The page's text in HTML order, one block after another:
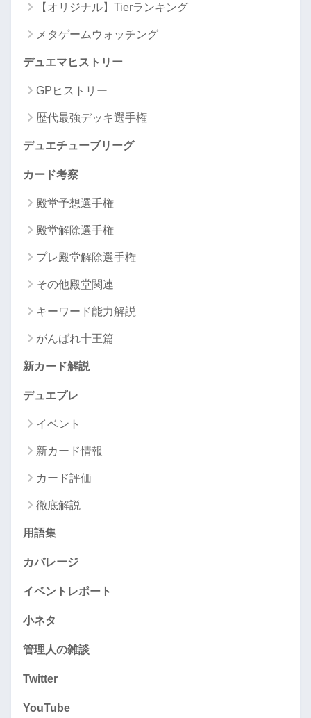
【オリジナル】Tierランキング
メタゲームウォッチング
デュエマヒストリー
GPヒストリー
歴代最強デッキ選手権
デュエチューブリーグ
カード考察
殿堂予想選手権
殿堂解除選手権
プレ殿堂解除選手権
その他殿堂関連
キーワード能力解説
がんばれ十王篇
新カード解説
デュエプレ
イベント
新カード情報
カード評価
徹底解説
用語集
カバレージ
イベントレポート
小ネタ
管理人の雑談
Twitter
YouTube